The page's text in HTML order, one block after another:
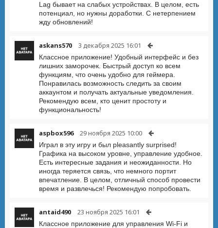
Lag бывает на слабых устройствах. В целом, есть
потенциал, но нужны доработки. С нетерпением
жду обновлений!
askans570 3 декабря 2025 16:01
Классное приложение! Удобный интерфейс и без
лишних заморочек. Быстрый доступ ко всем
функциям, что очень удобно для геймера.
Понравилась возможность следить за своим
аккаунтом и получать актуальные уведомления.
Рекомендую всем, кто ценит простоту и
функциональность!
aspbox596 29 ноября 2025 10:00
Играл в эту игру и был pleasantly surprised!
Графика на высоком уровне, управление удобное.
Есть интересные задания и неожиданности. Но
иногда теряется связь, что немного портит
впечатление. В целом, отличный способ провести
время и развлечься! Рекомендую попробовать.
antaid490 23 ноября 2025 16:01
Классное приложение для управления Wi-Fi и